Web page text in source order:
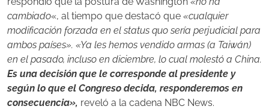
cambiado«, al tiempo que destacó que «cualquier
modificación forzada en el status quo sería perjudicial para
ambos países». «Ya les hemos vendido armas (a Taiwán)
en el pasado, incluso en diciembre, lo cual molestó a China.
Es una decisión que le corresponde al presidente y
según lo que el Congreso decida, responderemos en
consecuencia», reveló a la cadena NBC News.